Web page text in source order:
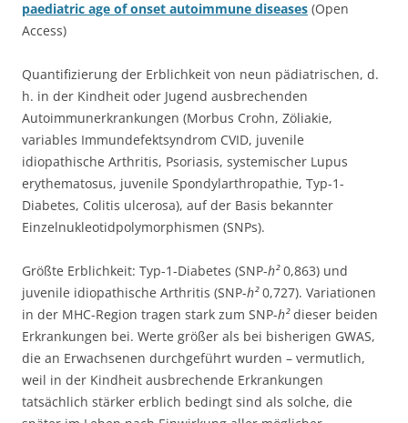
paediatric age of onset autoimmune diseases (Open
Access)
Quantifizierung der Erblichkeit von neun pädiatrischen, d.
h. in der Kindheit oder Jugend ausbrechenden
Autoimmunerkrankungen (Morbus Crohn, Zöliakie,
variables Immundefektsyndrom CVID, juvenile
idiopathische Arthritis, Psoriasis, systemischer Lupus
erythematosus, juvenile Spondylarthropathie, Typ-1-
Diabetes, Colitis ulcerosa), auf der Basis bekannter
Einzelnukleotidpolymorphismen (SNPs).
Größte Erblichkeit: Typ-1-Diabetes (SNP-h²0,863) und
juvenile idiopathische Arthritis (SNP-h²0,727). Variationen
in der MHC-Region tragen stark zum SNP-h²dieser beiden
Erkrankungen bei. Werte größer als bei bisherigen GWAS,
die an Erwachsenen durchgeführt wurden – vermutlich,
weil in der Kindheit ausbrechende Erkrankungen
tatsächlich stärker erblich bedingt sind als solche, die